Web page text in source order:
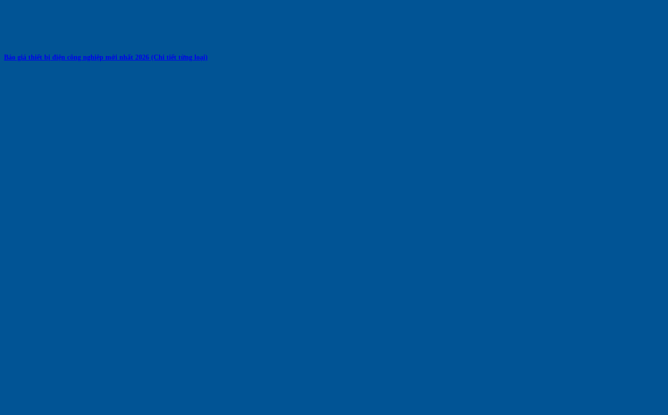
Báo giá thiết bị điện công nghiệp mới nhất 2026 (Chi tiết từng loại)